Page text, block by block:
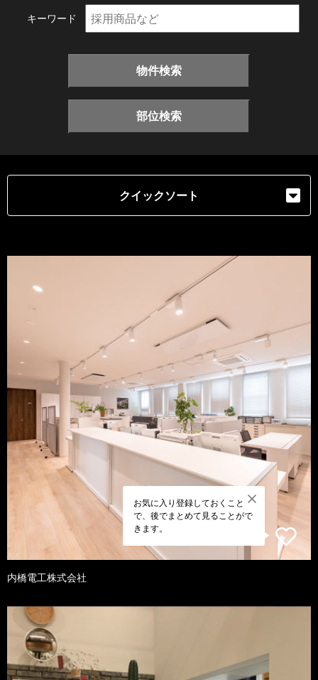
キーワード
物件検索
部位検索
クイックソート
お気に入り登録しておくこと
で、後でまとめて見ることがで
きます。
内橋電工株式会社